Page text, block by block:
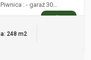
: - garaż 30…
WIĘCEJ
248 m2